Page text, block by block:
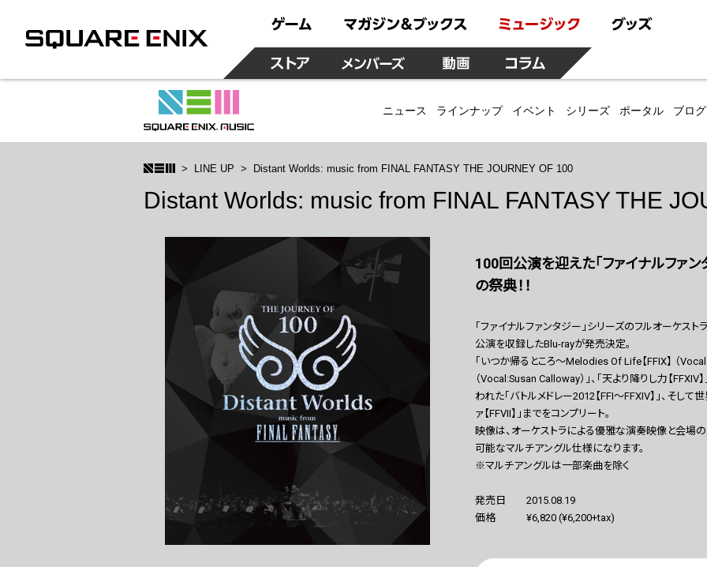
ニュース ラインナップ イベント シリーズ ポータル ブログ
LINE UP Distant Worlds: music from FINAL FANTASY THE JOURNEY OF 100
Distant Worlds: music from FINAL FANTASY THE
100回公演を迎えた「ファイナルファ
の祭典！！
「ファイナルファンタジー」シリーズのフルオーケス
公演を収録したBlu-rayが発売決定。
「いつか帰るところ〜Melodies Of Life【FFIX】 （
（Vocal:Susan Calloway）」、「天より降りし力【
われた「バトルメドレー2012【FFI〜FFXIV】」、そし
ァ【FFVII】」までをコンプリート。
映像は、オーケストラによる優雅な演奏映像と会場
可能なマルチアングル仕様になります。
※マルチアングルは一部楽曲を除く
発売日
2015.08.19
価格
¥6,820 (¥6,200+tax)